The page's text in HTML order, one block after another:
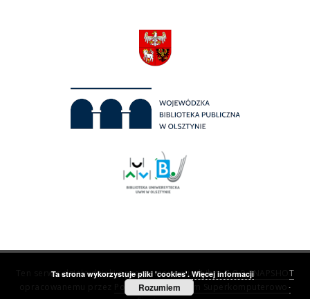
Ten serwis działa dzięki oprogramowaniudLibra 7.0.0-SNAPSHOT
Poznańskie Centrum Superkomputerowo-
Ta strona wykorzystuje pliki 'cookies'. Więcej informacji
Rozumiem